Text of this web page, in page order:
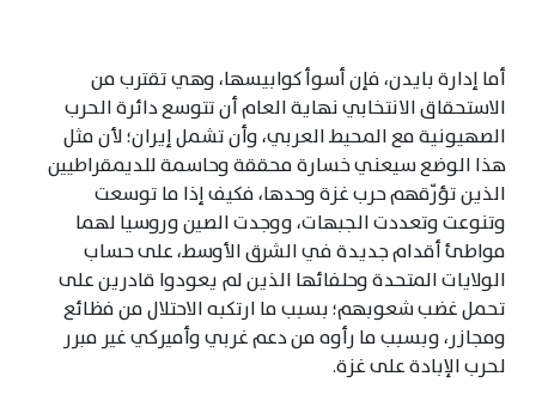
أما إدارة بايدن، فإن أسوأ كوابيسها، وهي تقترب من
الاستحقاق الانتخابي نهاية العام أن تتوسع دائرة الحرب
الصهيونية مع المحيط العربي، وأن تشمل إيران؛ لأن مثل
هذا الوضع سيعني خسارة محققة وحاسمة للديمقراطيين
الذين تؤرّقهم حرب غزة وحدها، فكيف إذا ما توسعت
وتنوعت وتعددت الجبهات، ووجدت الصين وروسيا لهما
مواطئ أقدام جديدة في الشرق الأوسط، على حساب
الولايات المتحدة وحلفائها الذين لم يعودوا قادرين على
تحمل غضب شعوبهم؛ بسبب ما ارتكبه الاحتلال من فظائع
ومجازر، وبسبب ما رأوه من دعم غربي وأميركي غير مبرر
لحرب الإبادة على غزة.